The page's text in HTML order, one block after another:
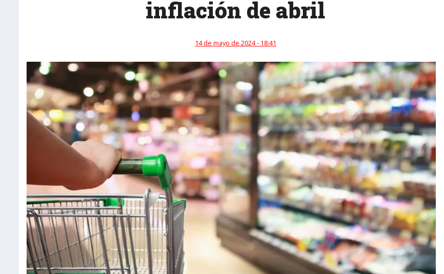
inflación de abril
14 de mayo de 2024 - 18:41